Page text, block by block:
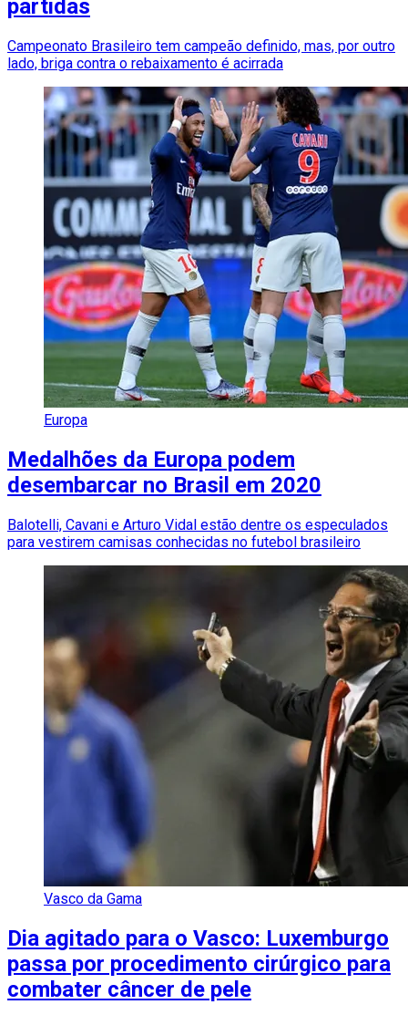
partidas
Campeonato Brasileiro tem campeão definido, mas, por outro
lado, briga contra o rebaixamento é acirrada
Europa
Medalhões da Europa podem
desembarcar no Brasil em 2020
Balotelli, Cavani e Arturo Vidal estão dentre os especulados
para vestirem camisas conhecidas no futebol brasileiro
Vasco da Gama
Dia agitado para o Vasco: Luxemburgo
passa por procedimento cirúrgico para
combater câncer de pele